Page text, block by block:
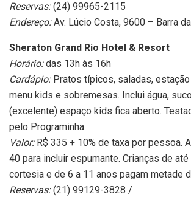
Reservas:(24) 99965-2115
Endereço:Av. Lúcio Costa, 9600 – Barra
Sheraton Grand Rio Hotel & Resort
Horário:das 13h às 16h
Cardápio:Pratos típicos, saladas,
menu kids e sobremesas. Inclui água,
(excelente) espaço kids fica aberto.
pelo Programinha.
Valor:R$ 335 + 10% de taxa por pessoa.
40 para incluir espumante. Crianças de
cortesia e de 6 a 11 anos pagam metade
Reservas:(21) 99129-3828 /